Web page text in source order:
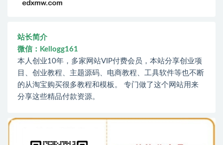
站长简介
微信：Kellogg161
本人创业10年，多家网站VIP付费会员，本站分享创业项
目、创业教程、主题源码、电商教程、工具软件等也不断
的从淘宝购买很多教程和模板。 专门做了这个网站用来
分享这些精品付款资源。